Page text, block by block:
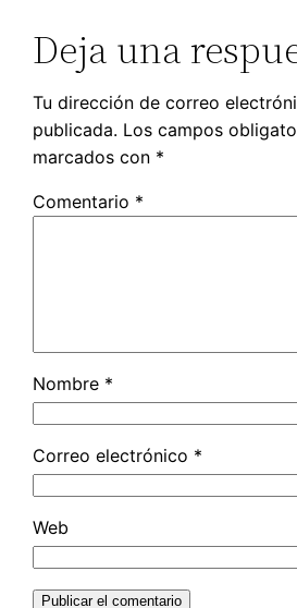
Deja una
Tu dirección de correo
publicada. Los campos
marcados con *
Comentario *
Nombre *
Correo electrónico *
Web